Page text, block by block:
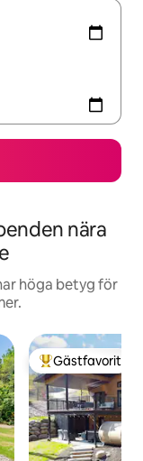
nära
höga betyg för
Populär
Gästfavorit